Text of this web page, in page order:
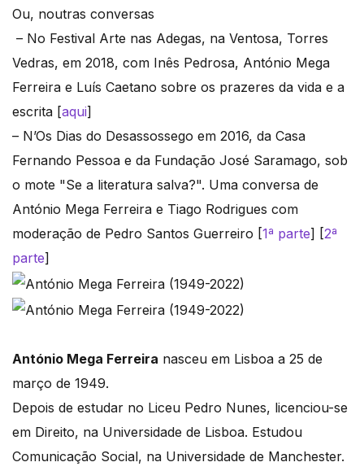
Ou, noutras conversas
– No Festival Arte nas Adegas, na Ventosa, Torres
Vedras, em 2018, com Inês Pedrosa, António Mega
Ferreira e Luís Caetano sobre os prazeres da vida e a
escrita [aqui]
– N’Os Dias do Desassossego em 2016, da Casa
Fernando Pessoa e da Fundação José Saramago, sob
o mote "Se a literatura salva?". Uma conversa de
António Mega Ferreira e Tiago Rodrigues com
moderação de Pedro Santos Guerreiro [1ª parte] [2ª
parte]
António Mega Ferreira nasceu em Lisboa a 25 de
março de 1949.
Depois de estudar no Liceu Pedro Nunes, licenciou-se
em Direito, na Universidade de Lisboa. Estudou
Comunicação Social, na Universidade de Manchester.